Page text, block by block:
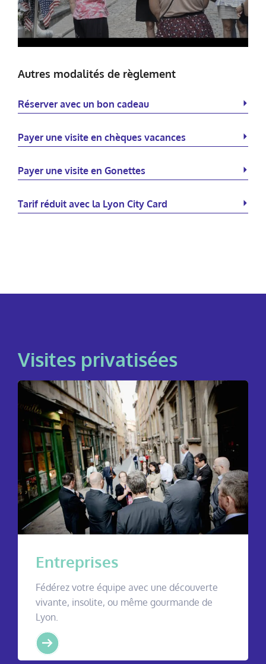
Autres modalités de règlement
Réserver avec un bon cadeau
Payer une visite en chèques vacances
Payer une visite en Gonettes
Tarif réduit avec la Lyon City Card
Visites privatisées
Entreprises
Fédérez votre équipe avec une découverte
vivante, insolite, ou même gourmande de
Lyon.